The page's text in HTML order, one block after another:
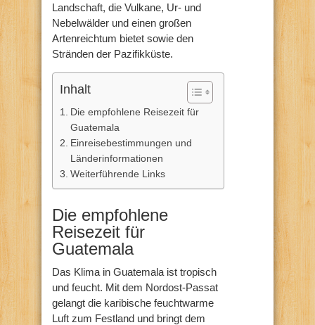
Landschaft, die Vulkane, Ur- und
Nebelwälder und einen großen
Artenreichtum bietet sowie den
Stränden der Pazifikküste.
Inhalt
Die empfohlene Reisezeit für
Guatemala
Einreisebestimmungen und
Länderinformationen
Weiterführende Links
Die empfohlene
Reisezeit für
Guatemala
Das Klima in Guatemala ist tropisch
und feucht. Mit dem Nordost-Passat
gelangt die karibische feuchtwarme
Luft zum Festland und bringt dem